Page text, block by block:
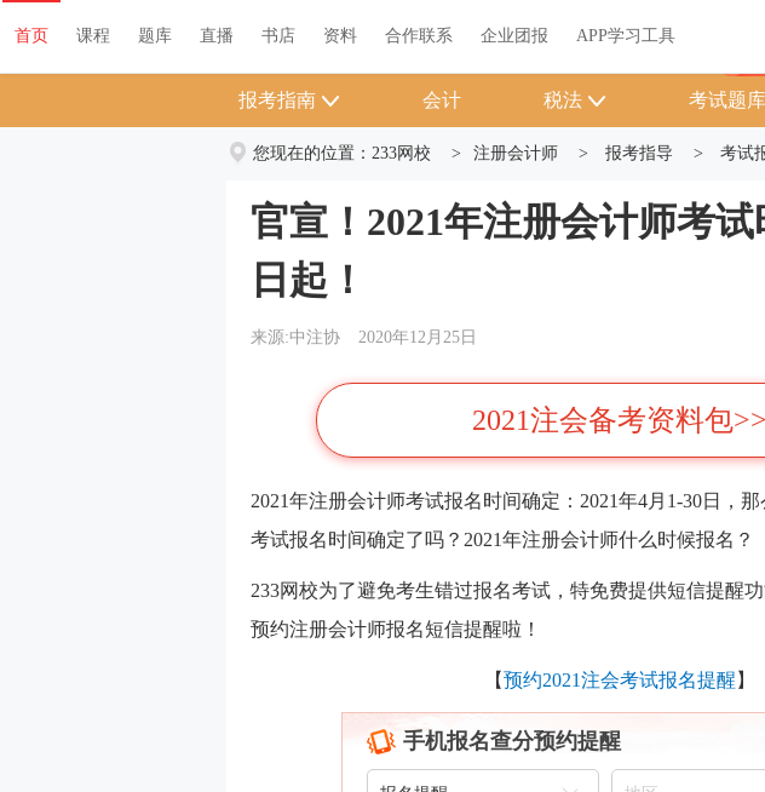
首页 课程 题库 直播 书店 资料 合作联系 企业团报 APP学习工具
首页 课程 题库 直播 书店 资料 关于我们 帮助中心
报考指南 会计 税法 考试题库
您现在的位置： 233网校 > 注册会计师 > 报考指导 > 考试
官宣！2021年注册会计师考
日起！
来源:中注协 2020年12月25日
2021注会备考资料包>>
2021年注册会计师考试报名时间确定：2021年4月1-30日，
考试报名时间确定了吗？2021年注册会计师什么时候报名？
233网校为了避免考生错过报名考试，特免费提供短信提醒
预约注册会计师报名短信提醒啦！
【预约2021注会考试报名提醒 】
手机报名查分预约提醒